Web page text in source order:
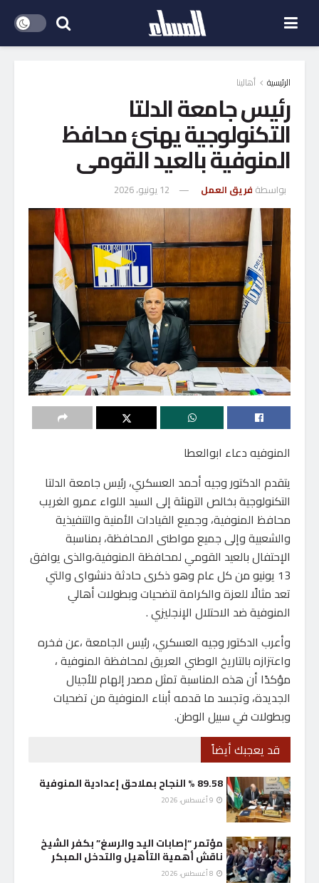
الرئيسية أهالينا
رئيس جامعة الدلتا
التكنولوجية يهنئ محافظ
المنوفية بالعيد القومى
بواسطة فريق العمل 12 يونيو، 2026
المنوفيه دعاء ابوالعطا
يتقدم الدكتور وجيه أحمد العسكري، رئيس جامعة الدلتا
التكنولوجية بخالص التهنئة إلى السيد اللواء عمرو الغريب
محافظ المنوفية، وجميع القيادات الأمنية والتنفيذية
والشعبية وإلى جميع مواطنى المحافظة، بمناسبة
الإحتفال بالعيد القومي لمحافظة المنوفية،والذى يوافق
13 يونيو من كل عام وهو ذكرى حادثة دنشواى والتي
تعد مثالًا للعزة والكرامة لتضحيات وبطولات أهالي
المنوفية ضد الاحتلال الإنجليزي .
وأعرب الدكتور وجيه العسكري، رئيس الجامعة ،عن فخره
واعتزازه بالتاريخ الوطني العريق لمحافظة المنوفية ،
مؤكدًا أن هذه المناسبة تمثل مصدر إلهام للأجيال
الجديدة، وتجسد ما قدمه أبناء المنوفية من تضحيات
وبطولات في سبيل الوطن.
قد يعجبك أيضاً
89.58 % النجاح بملاحق إعدادية المنوفية
مؤتمر “إصابات اليد والرسغ” بكفر الشيخ
ناقش أهمية التأهيل والتدخل المبكر